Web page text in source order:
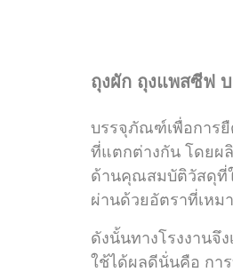
ถุงผัก ถุงแพสซีฟ
บรรจุภัณฑ์เพื่อการ
ที่แตกต่างกัน โดยผ
ด้านคุณสมบัติวัสดุที่
ผ่านด้วยอัตราที่เหม
ดังนั้นทางโรงงาน
ใช้ได้ผลดีนั่นคือ กา